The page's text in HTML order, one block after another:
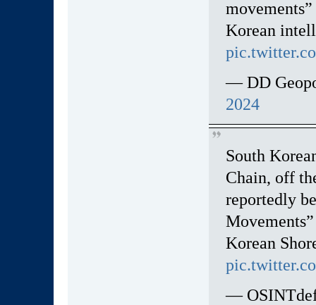
Korean
— DD
2024
South
Chain, off
reportedly
Korean
—